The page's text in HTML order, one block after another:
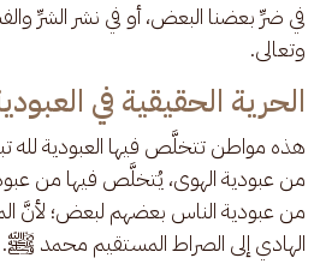
في ضرِّ بعضنا البعض، أو في نشر الشرِّ
وتعالى.
الحرية الحقيقية في
هذه مواطن تتخلَّص فيها العبودية لله
من عبودية الهوى، يُتخلَّص فيها من
من عبودية الناس بعضهم لبعض؛ لأنَّ
الهادي إلى الصراط المستقيم محمد ﷺ.